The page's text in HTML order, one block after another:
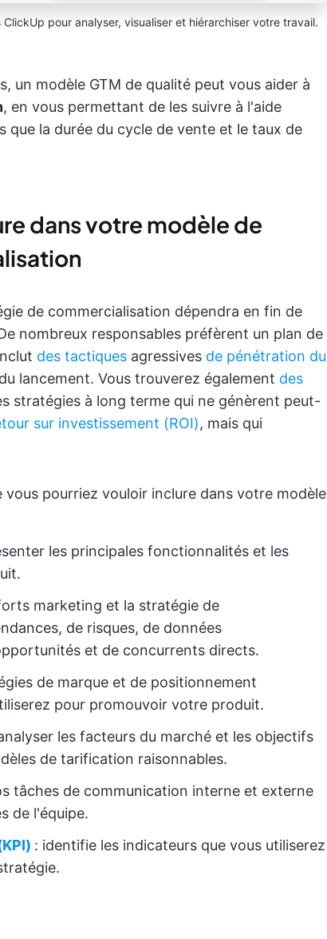
pour analyser, visualiser et hiérarchiser votre travail.
un modèle GTM de qualité peut vous aider à
, en vous permettant de les suivre à l'aide
que la durée du cycle de vente et le taux de
dans votre modèle de
de commercialisation dépendra en fin de
nombreux responsables préfèrent un plan de
des tactiques agressives de pénétration du
lancement. Vous trouverez également des
stratégies à long terme qui ne génèrent peut-
sur investissement (ROI), mais qui
pourriez vouloir inclure dans votre modèle
les principales fonctionnalités et les
marketing et la stratégie de
de risques, de données
et de concurrents directs.
de marque et de positionnement
pour promouvoir votre produit.
les facteurs du marché et les objectifs
de tarification raisonnables.
tâches de communication interne et externe
de l'équipe.
: identifie les indicateurs que vous utiliserez